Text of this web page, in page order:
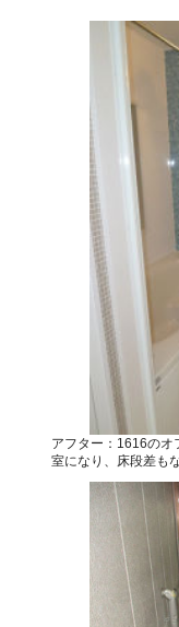
アフター：1616の
室になり、床段差も